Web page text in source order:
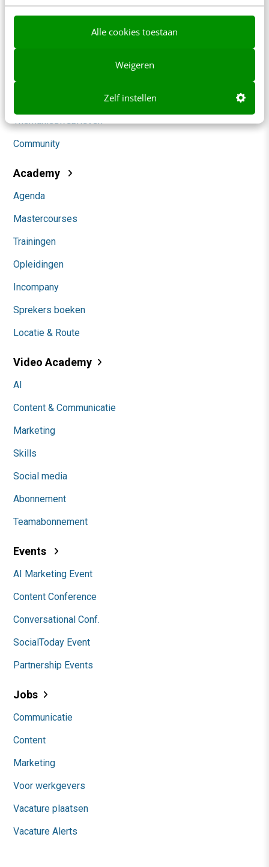
Alle cookies toestaan
Weigeren
Zelf instellen
AI & Tech
Content & Communicatie
Klantcontact & CX
Themanieuwsbrieven
Community
Academy
Agenda
Mastercourses
Trainingen
Opleidingen
Incompany
Sprekers boeken
Locatie & Route
Video Academy
AI
Content & Communicatie
Marketing
Skills
Social media
Abonnement
Teamabonnement
Events
AI Marketing Event
Content Conference
Conversational Conf.
SocialToday Event
Partnership Events
Jobs
Communicatie
Content
Marketing
Voor werkgevers
Vacature plaatsen
Vacature Alerts